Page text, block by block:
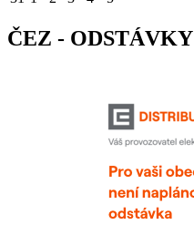
ČEZ - ODSTÁVKY